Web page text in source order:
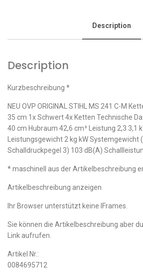
Description
Description
Kurzbeschreibung *
NEU OVP ORIGINAL STIHL MS 241 C-M
35 cm 1x Schwert 4x Ketten Technische
40 cm Hubraum 42,6 cm³ Leistung 2,3 3,1
Leistungsgewicht 2 kg kW Systemgewicht
Schalldruckpegel 3) 103 dB(A)
* maschinell aus der Artikelbeschreibung
Artikelbeschreibung anzeigen
Ihr Browser unterstützt keine IFrames.
Sie können die Artikelbeschreibung aber
Link aufrufen.
Artikel Nr.:
0084695712